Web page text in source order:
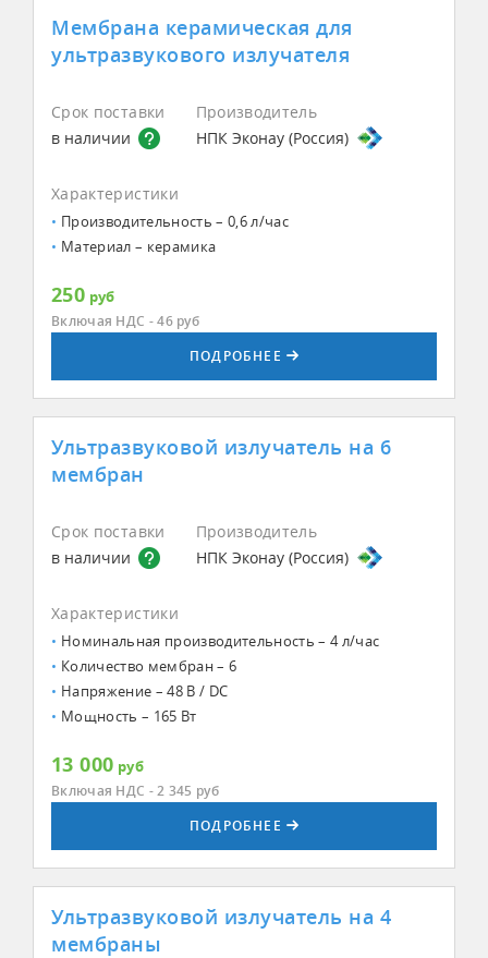
Мембрана керамическая для
ультразвукового излучателя
Срок поставки
в наличии
Производитель
НПК Эконау (Россия)
Характеристики
Производительность – 0,6 л/час
Материал – керамика
250 руб
Включая НДС - 46 руб
ПОДРОБНЕЕ
Ультразвуковой излучатель на 6
мембран
Срок поставки
в наличии
Производитель
НПК Эконау (Россия)
Характеристики
Номинальная производительность – 4 л/час
Количество мембран – 6
Напряжение – 48 В / DC
Мощность – 165 Вт
13 000 руб
Включая НДС - 2 345 руб
ПОДРОБНЕЕ
Ультразвуковой излучатель на 4
мембраны